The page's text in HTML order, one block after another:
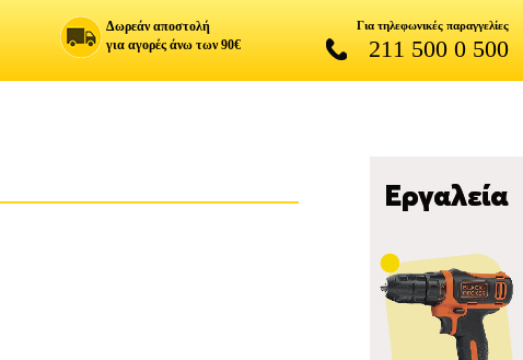
Δωρεάν αποστολή
για αγορές άνω των 90€
Για τηλεφωνικές παραγγελίες
211 500 0 500